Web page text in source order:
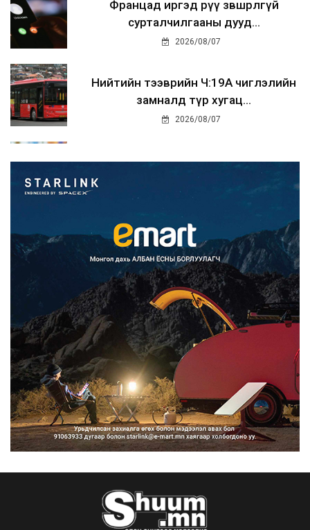
Францад иргэд рүү зөвшөөрөлгүй
сурталчилгааны дууд...
2026/08/07
Нийтийн тээврийн Ч:19А чиглэлийн
замналд түр хугац...
2026/08/07
Автомашины улсын дугаар сондгой
2026/08/07
Улаанбаатарт өдөртөө 30 хэм дулаан
2026/08/07
Улсын чанартай хатуу хучилттай
авто замын талаас и...
2026/08/06
Засгийн газар энэ оныг дуустал
санхүүгийн хэмнэлти...
2026/08/06
Шатахууны импортын гаалийн албан
2026/08/06